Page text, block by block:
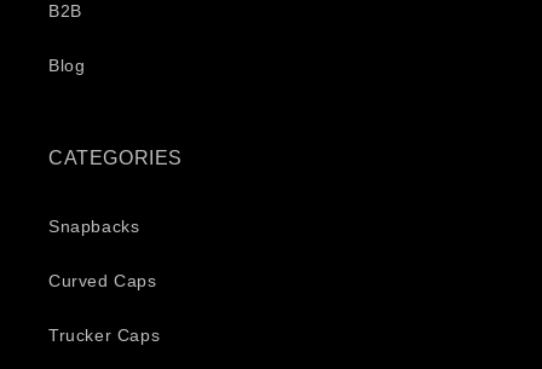
B2B
Blog
CATEGORIES
Snapbacks
Curved Caps
Trucker Caps